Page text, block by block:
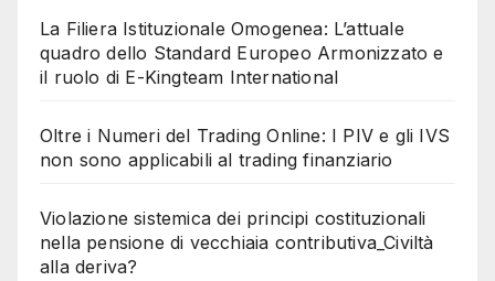
La Filiera Istituzionale Omogenea: L’attuale
quadro dello Standard Europeo Armonizzato e
il ruolo di E-Kingteam International
Oltre i Numeri del Trading Online: I PIV e gli IVS
non sono applicabili al trading finanziario
Violazione sistemica dei principi costituzionali
nella pensione di vecchiaia contributiva_Civiltà
alla deriva?